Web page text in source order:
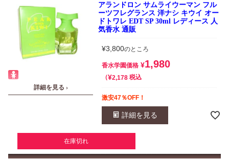
詳細を見る ›
アランドロン サムライウーマン フル
ーツフレグランス 洋ナシ キウイ オー
ドトワレ EDT SP 30ml レディース 人
気香水 通販
¥3,800のところ
香水学園価格 ¥1,980
¥2,178 税込
激安47％OFF！
詳細を見る
在庫切れ